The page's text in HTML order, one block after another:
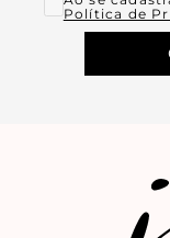
Política de